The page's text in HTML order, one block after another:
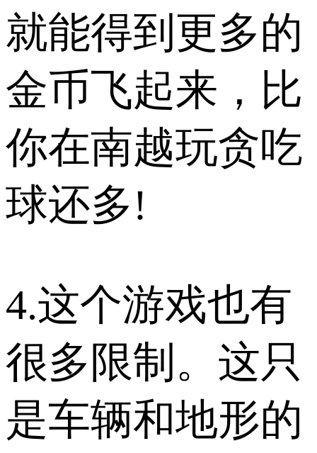
就能得到更多的
金币飞起来，比
你在南越玩贪吃
球还多!
4.这个游戏也有
很多限制。这只
是车辆和地形的